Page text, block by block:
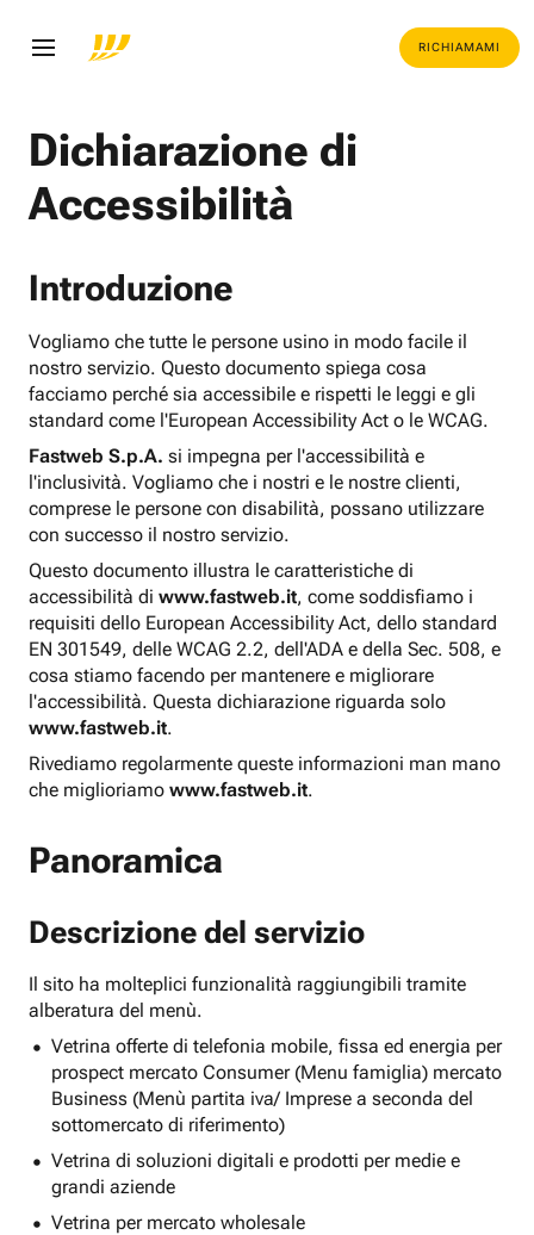
RICHIAMAMI
Dichiarazione di
Accessibilità
Introduzione
Vogliamo che tutte le persone usino in modo facile il
nostro servizio. Questo documento spiega cosa
facciamo perché sia accessibile e rispetti le leggi e gli
standard come l'European Accessibility Act o le WCAG.
Fastweb S.p.A. si impegna per l'accessibilità e
l'inclusività. Vogliamo che i nostri e le nostre clienti,
comprese le persone con disabilità, possano utilizzare
con successo il nostro servizio.
Questo documento illustra le caratteristiche di
accessibilità di www.fastweb.it, come soddisfiamo i
requisiti dello European Accessibility Act, dello standard
EN 301549, delle WCAG 2.2, dell'ADA e della Sec. 508, e
cosa stiamo facendo per mantenere e migliorare
l'accessibilità. Questa dichiarazione riguarda solo
www.fastweb.it.
Rivediamo regolarmente queste informazioni man mano
che miglioriamo www.fastweb.it.
Panoramica
Descrizione del servizio
Il sito ha molteplici funzionalità raggiungibili tramite
alberatura del menù.
Vetrina offerte di telefonia mobile, fissa ed energia per
prospect mercato Consumer (Menu famiglia) mercato
Business (Menù partita iva/ Imprese a seconda del
sottomercato di riferimento)
Vetrina di soluzioni digitali e prodotti per medie e
grandi aziende
Vetrina per mercato wholesale